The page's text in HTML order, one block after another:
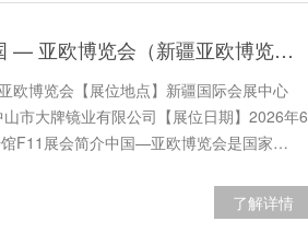
展会预告| 第九届 中国 — 亚欧博览会（新疆亚欧博览会） 大牌镜业诚邀您莅临
欧博览会【展位地点】新疆国际会展中心
山市大牌镜业有限公司【展位日期】2026年6
F11展会简介中国—亚欧博览会是国家…
了解详情